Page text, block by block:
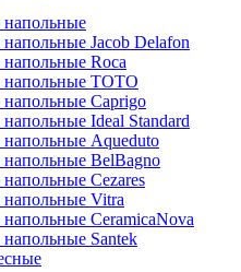
Jacob Delafon
Roca
напольные TOTO
Caprigo
Ideal Standard
Aqueduto
BelBagno
Cezares
Vitra
CeramicaNova
Santek